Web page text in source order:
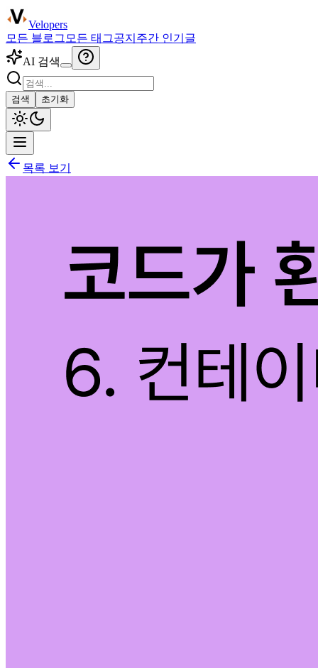
Velopers
모든 블로그 모든 태그공지 주간 인기글
AI 검색
검색 초기화
목록 보기